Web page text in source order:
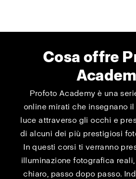
Cosa offre
Profoto Academy è una
online mirati che insegnano
luce attraverso gli occhi e
di alcuni dei più prestigiosi
In questi corsi ti verranno
illuminazione fotografica
chiaro, passo dopo passo.